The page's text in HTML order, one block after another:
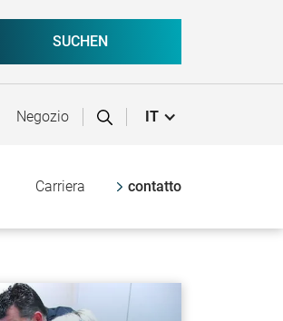
Negozio IT
Carriera contatto